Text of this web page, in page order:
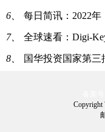
6、 每日简讯：2022年，龙
7、 全球速看：Digi-
8、 国华投资国家第三批
Copyright